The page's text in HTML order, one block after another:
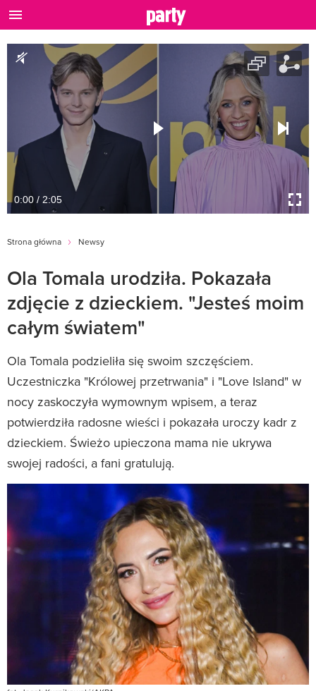
0:00 / 2:05
Strona główna Newsy
Ola Tomala urodziła. Pokazała
zdjęcie z dzieckiem. "Jesteś moim
całym światem"
Ola Tomala podzieliła się swoim szczęściem.
Uczestniczka "Królowej przetrwania" i "Love Island" w
nocy zaskoczyła wymownym wpisem, a teraz
potwierdziła radosne wieści i pokazała uroczy kadr z
dzieckiem. Świeżo upieczona mama nie ukrywa
swojej radości, a fani gratulują.